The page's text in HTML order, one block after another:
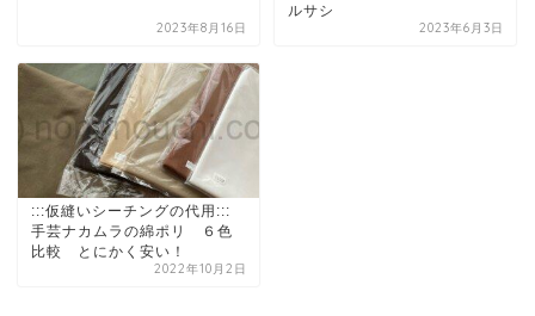
2023年8月16日
ルサシ
2023年6月3日
:::仮縫いシーチングの代用:::
手芸ナカムラの綿ポリ ６色
比較 とにかく安い！
2022年10月2日